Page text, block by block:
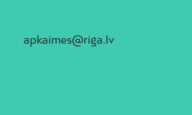
apkaimes@riga.lv